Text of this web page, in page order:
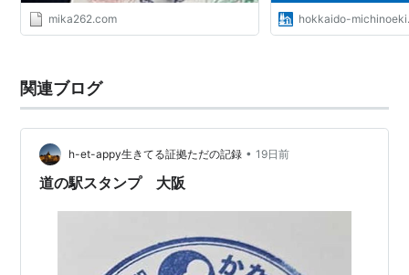
mika262.com hokkaido-
関連ブログ
h-et-appy生きてる証拠ただの記録 • 19日前
道の駅スタンプ 大阪